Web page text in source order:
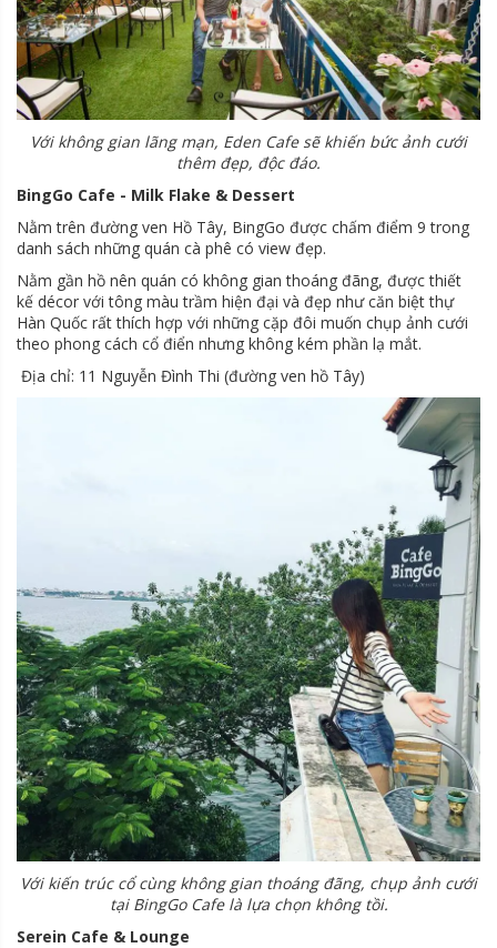
Với không gian lãng mạn, Eden Cafe sẽ khiến bức ảnh cưới
thêm đẹp, độc đáo.
BingGo Cafe - Milk Flake & Dessert
Nằm trên đường ven Hồ Tây, BingGo được chấm điểm 9 trong
danh sách những quán cà phê có view đẹp.
Nằm gần hồ nên quán có không gian thoáng đãng, được thiết
kế décor với tông màu trầm hiện đại và đẹp như căn biệt thự
Hàn Quốc rất thích hợp với những cặp đôi muốn chụp ảnh cưới
theo phong cách cổ điển nhưng không kém phần lạ mắt.
Địa chỉ: 11 Nguyễn Đình Thi (đường ven hồ Tây)
Với kiến trúc cổ cùng không gian thoáng đãng, chụp ảnh cưới
tại BingGo Cafe là lựa chọn không tồi.
Serein Cafe & Lounge